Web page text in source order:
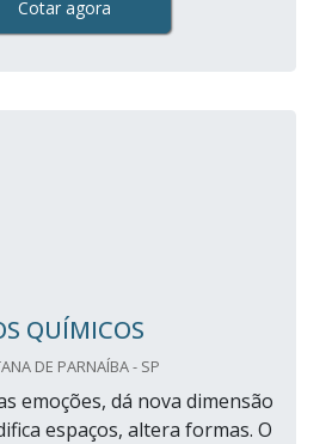
Cotar agora
QUÍMICOS
DE PARNAÍBA - SP
emoções, dá nova dimensão
espaços, altera formas. O